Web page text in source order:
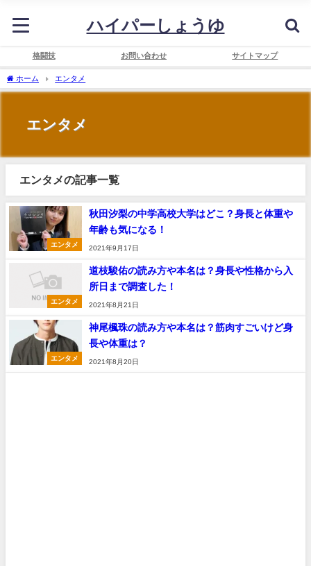
ハイパーしょうゆ
格闘技 お問い合わせ サイトマップ
ホーム エンタメ
エンタメ
エンタメの記事一覧
エンタメ
秋田汐梨の中学高校大学はどこ？身長と体重や
年齢も気になる！
2021年9月17日
エンタメ
道枝駿佑の読み方や本名は？身長や性格から入
所日まで調査した！
2021年8月21日
エンタメ
神尾楓珠の読み方や本名は？筋肉すごいけど身
長や体重は？
2021年8月20日